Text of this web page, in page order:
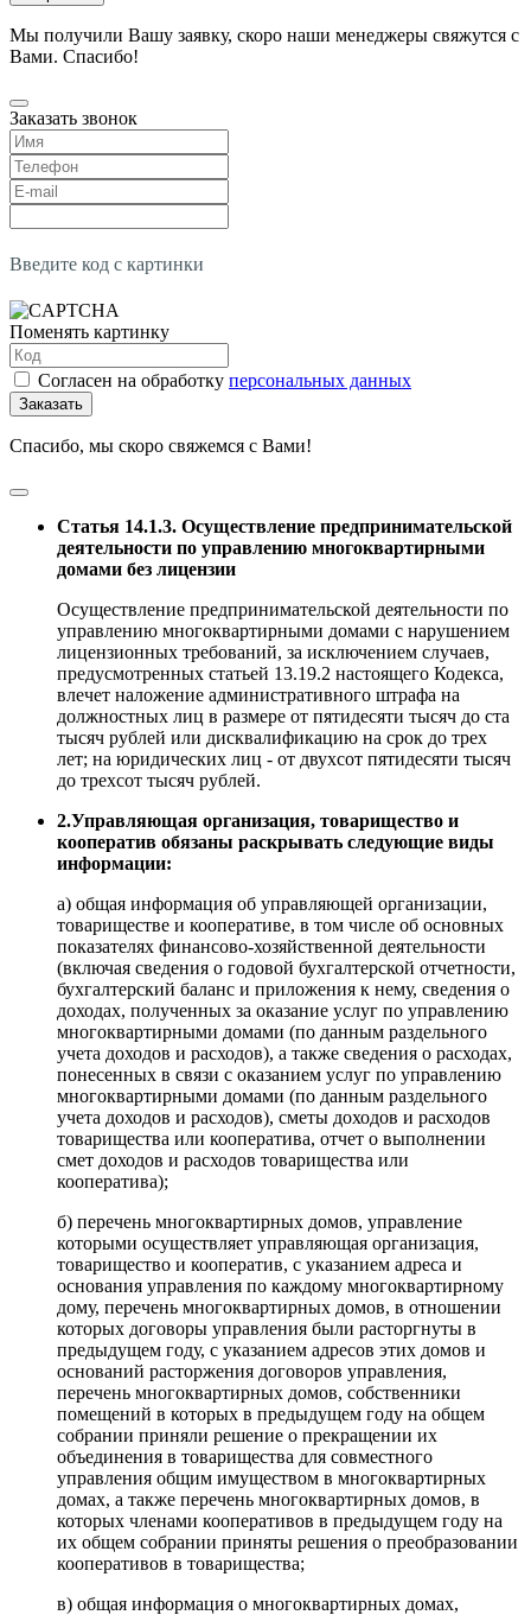
Мы получили Вашу заявку, скоро наши менеджеры свяжутся с
Вами. Спасибо!
Заказать звонок
Введите код с картинки
Поменять картинку
Согласен на обработку персональных данных
Заказать
Спасибо, мы скоро свяжемся с Вами!
Статья 14.1.3. Осуществление предпринимательской
деятельности по управлению многоквартирными
домами без лицензии
Осуществление предпринимательской деятельности по
управлению многоквартирными домами с нарушением
лицензионных требований, за исключением случаев,
предусмотренных статьей 13.19.2 настоящего Кодекса,
влечет наложение административного штрафа на
должностных лиц в размере от пятидесяти тысяч до ста
тысяч рублей или дисквалификацию на срок до трех
лет; на юридических лиц - от двухсот пятидесяти тысяч
до трехсот тысяч рублей.
2.Управляющая организация, товарищество и
кооператив обязаны раскрывать следующие виды
информации:
а) общая информация об управляющей организации,
товариществе и кооперативе, в том числе об основных
показателях финансово-хозяйственной деятельности
(включая сведения о годовой бухгалтерской отчетности,
бухгалтерский баланс и приложения к нему, сведения о
доходах, полученных за оказание услуг по управлению
многоквартирными домами (по данным раздельного
учета доходов и расходов), а также сведения о расходах,
понесенных в связи с оказанием услуг по управлению
многоквартирными домами (по данным раздельного
учета доходов и расходов), сметы доходов и расходов
товарищества или кооператива, отчет о выполнении
смет доходов и расходов товарищества или
кооператива);
б) перечень многоквартирных домов, управление
которыми осуществляет управляющая организация,
товарищество и кооператив, с указанием адреса и
основания управления по каждому многоквартирному
дому, перечень многоквартирных домов, в отношении
которых договоры управления были расторгнуты в
предыдущем году, с указанием адресов этих домов и
оснований расторжения договоров управления,
перечень многоквартирных домов, собственники
помещений в которых в предыдущем году на общем
собрании приняли решение о прекращении их
объединения в товарищества для совместного
управления общим имуществом в многоквартирных
домах, а также перечень многоквартирных домов, в
которых членами кооперативов в предыдущем году на
их общем собрании приняты решения о преобразовании
кооперативов в товарищества;
в) общая информация о многоквартирных домах,